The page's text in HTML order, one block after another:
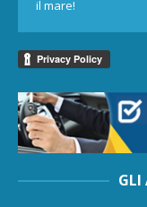
il mare!
GLI